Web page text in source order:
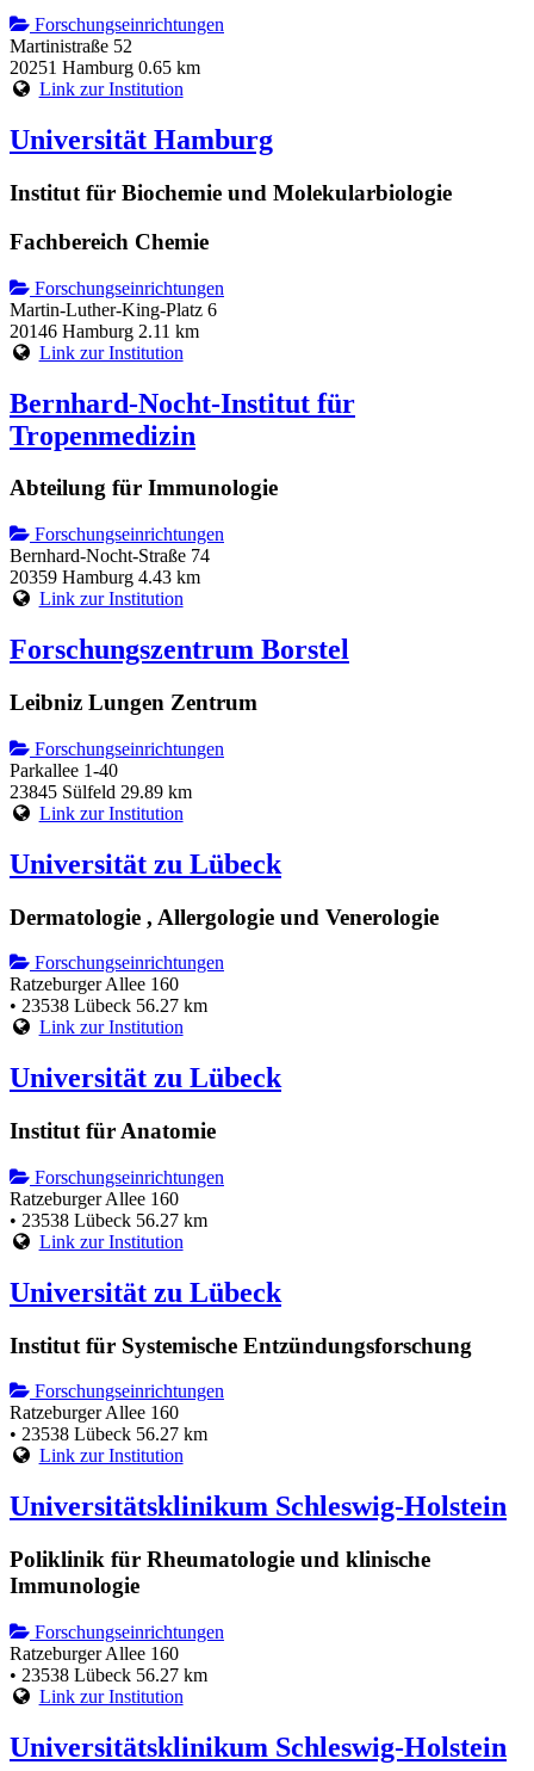
Forschungseinrichtungen
Martinistraße 52
20251 Hamburg 0.65 km
Link zur Institution
Universität Hamburg
Institut für Biochemie und Molekularbiologie
Fachbereich Chemie
Forschungseinrichtungen
Martin-Luther-King-Platz 6
20146 Hamburg 2.11 km
Link zur Institution
Bernhard-Nocht-Institut für
Tropenmedizin
Abteilung für Immunologie
Forschungseinrichtungen
Bernhard-Nocht-Straße 74
20359 Hamburg 4.43 km
Link zur Institution
Forschungszentrum Borstel
Leibniz Lungen Zentrum
Forschungseinrichtungen
Parkallee 1-40
23845 Sülfeld 29.89 km
Link zur Institution
Universität zu Lübeck
Dermatologie , Allergologie und Venerologie
Forschungseinrichtungen
Ratzeburger Allee 160
• 23538 Lübeck 56.27 km
Link zur Institution
Universität zu Lübeck
Institut für Anatomie
Forschungseinrichtungen
Ratzeburger Allee 160
• 23538 Lübeck 56.27 km
Link zur Institution
Universität zu Lübeck
Institut für Systemische Entzündungsforschung
Forschungseinrichtungen
Ratzeburger Allee 160
• 23538 Lübeck 56.27 km
Link zur Institution
Universitätsklinikum Schleswig-Holstein
Poliklinik für Rheumatologie und klinische
Immunologie
Forschungseinrichtungen
Ratzeburger Allee 160
• 23538 Lübeck 56.27 km
Link zur Institution
Universitätsklinikum Schleswig-Holstein